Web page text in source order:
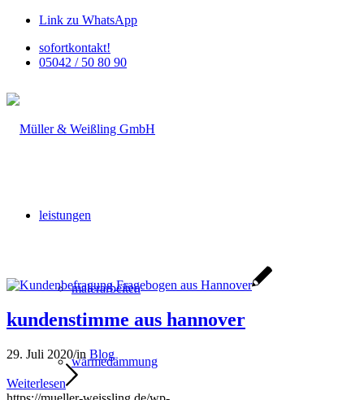
Link zu WhatsApp
sofortkontakt!
05042 / 50 80 90
leistungen
malerarbeiten
wärmedämmung
kundenstimme aus hannover
29. Juli 2020/in Blog
Weiterlesen